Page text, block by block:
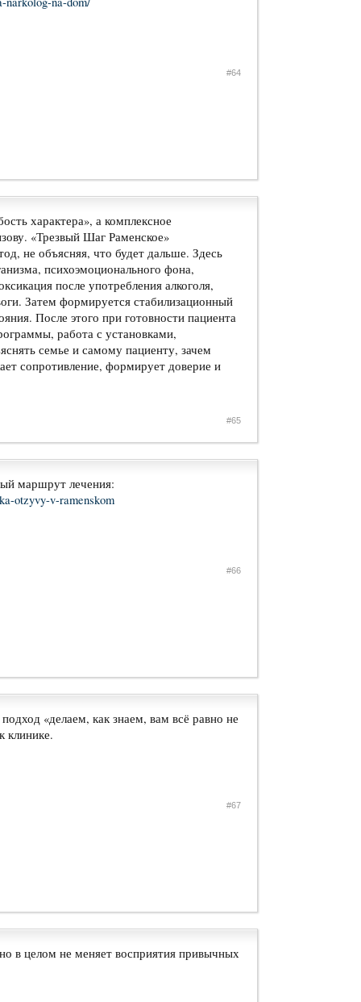
#64
характера», а комплексное
«Трезвый Шаг Раменское»
не объясняя, что будет дальше. Здесь
психоэмоционального фона,
после употребления алкоголя,
Затем формируется стабилизационный
После этого при готовности пациента
работа с установками,
семье и самому пациенту, зачем
сопротивление, формирует доверие и
#65
маршрут лечения:
otzyvy-v-ramenskom
#66
«делаем, как знаем, вам всё равно не
клинике.
#67
в целом не меняет восприятия привычных